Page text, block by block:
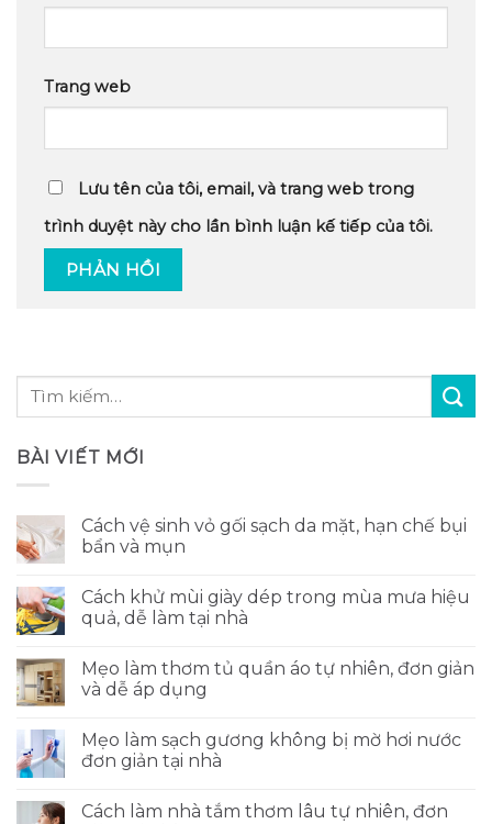
Trang web
Lưu tên của tôi, email, và trang web trong
trình duyệt này cho lần bình luận kế tiếp của tôi.
BÀI VIẾT MỚI
Cách vệ sinh vỏ gối sạch da mặt, hạn chế bụi
bẩn và mụn
Cách khử mùi giày dép trong mùa mưa hiệu
quả, dễ làm tại nhà
Mẹo làm thơm tủ quần áo tự nhiên, đơn giản
và dễ áp dụng
Mẹo làm sạch gương không bị mờ hơi nước
đơn giản tại nhà
Cách làm nhà tắm thơm lâu tự nhiên, đơn